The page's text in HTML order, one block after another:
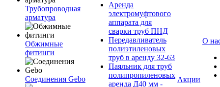
Трубопроводная
арматура
Обжимные
фитинги
Соединения Gebo
Аренда
электромуфтового
аппарата для
сварки труб ПНД
Передавливатель
полиэтиленовых
труб в аренду 32-63
Паяльник для труб
полипропиленовых
аренда Д40 мм -
Акции
О